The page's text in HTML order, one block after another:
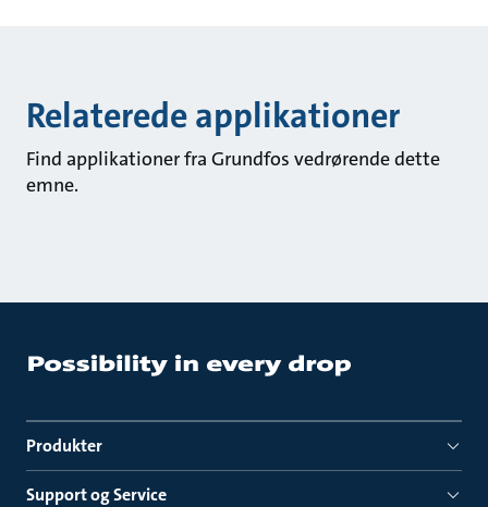
Relaterede applikationer
Find applikationer fra Grundfos vedrørende dette
emne.
Produkter
Support og Service